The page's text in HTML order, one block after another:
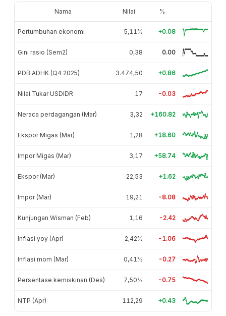
Nama Nilai %
Pertumbuhan ekonomi 5,11% +0.08
Gini rasio (Sem2) 0,38 0.00
PDB ADHK (Q4 2025) 3.474,50 +0.86
Nilai Tukar USDIDR 17 -0.03
Neraca perdagangan (Mar) 3,32 +160.82
Ekspor Migas (Mar) 1,28 +18.60
Impor Migas (Mar) 3,17 +58.74
Ekspor (Mar) 22,53 +1.62
Impor (Mar) 19,21 -8.08
Kunjungan Wisman (Feb) 1,16 -2.42
Inflasi yoy (Apr) 2,42% -1.06
Inflasi mom (Mar) 0,41% -0.27
Persentase kemiskinan (Des) 7,50% -0.75
NTP (Apr) 112,29 +0.43